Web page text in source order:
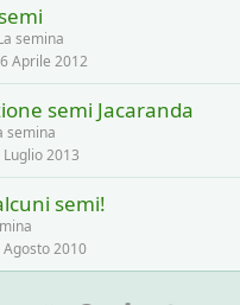
semina
Aprile 2012
semi Jacaranda
semina
Luglio 2013
semi!
Agosto 2010